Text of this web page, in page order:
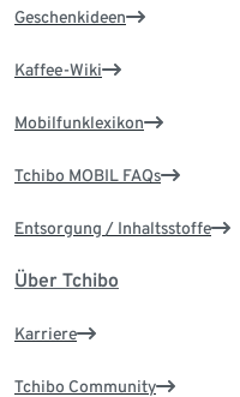
Geschenkideen
Kaffee-Wiki
Mobilfunklexikon
Tchibo MOBIL FAQs
Entsorgung / Inhaltsstoffe
Über Tchibo
Karriere
Tchibo Community